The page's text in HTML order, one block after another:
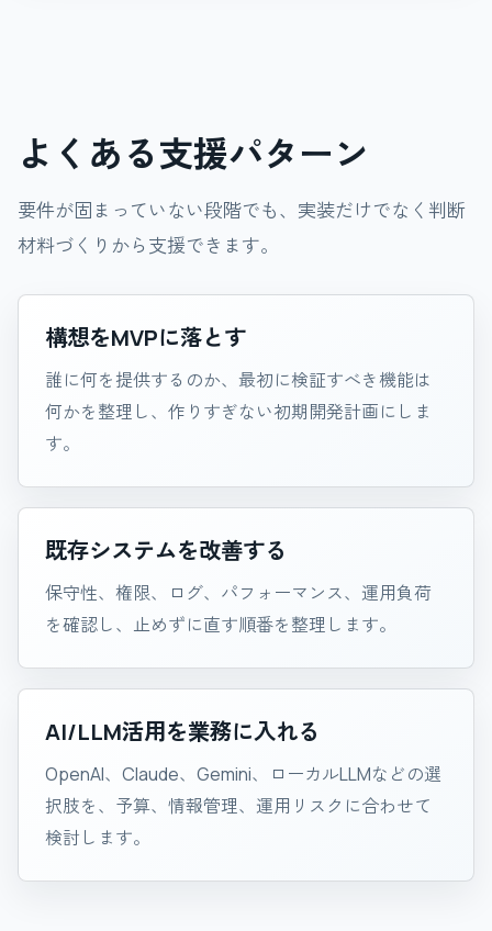
よくある支援パターン
要件が固まっていない段階でも、実装だけでなく判断
材料づくりから支援できます。
構想をMVPに落とす
誰に何を提供するのか、最初に検証すべき機能は
何かを整理し、作りすぎない初期開発計画にしま
す。
既存システムを改善する
保守性、権限、ログ、パフォーマンス、運用負荷
を確認し、止めずに直す順番を整理します。
AI/LLM活用を業務に入れる
OpenAI、Claude、Gemini、ローカルLLMなどの選
択肢を、予算、情報管理、運用リスクに合わせて
検討します。